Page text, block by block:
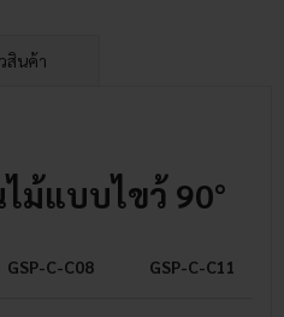
สินค้า
ม้แบบไขว้ 90°
GSP-C-C08 GSP-C-C11